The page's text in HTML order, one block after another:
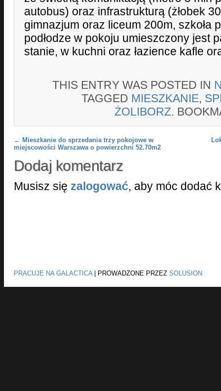
autobus) oraz infrastrukturą (żłobek
gimnazjum oraz liceum 200m, szkoła
podłodze w pokoju umieszczony jest
stanie, w kuchni oraz łazience kafle
THIS ENTRY WAS POSTED IN
TAGGED MIESZKANIE,
ŻOLIBORZ.
Post navigation
← Mieszkanie do sprzedania trzy pokojowe w
miejscowości Warszawa o powierzchni 52.70m2
Dodaj komentarz
Musisz się zalogować, aby móc dodać
PRACUJE NA GALACTICA| PROWADZONE PRZEZ SOLUSION